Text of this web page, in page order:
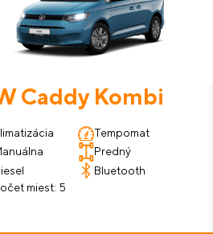
Caddy Kombi
Tempomat
Predný
Bluetooth
miest: 5